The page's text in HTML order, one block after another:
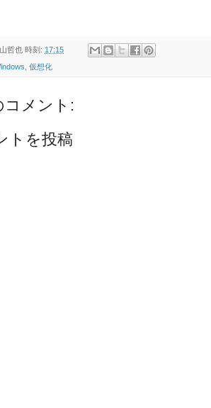
哲也 時刻: 17:15
, 仮想化
コメント:
トを投稿